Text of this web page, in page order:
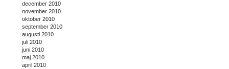
december 2010
november 2010
oktober 2010
september 2010
augusti 2010
juli 2010
juni 2010
maj 2010
april 2010